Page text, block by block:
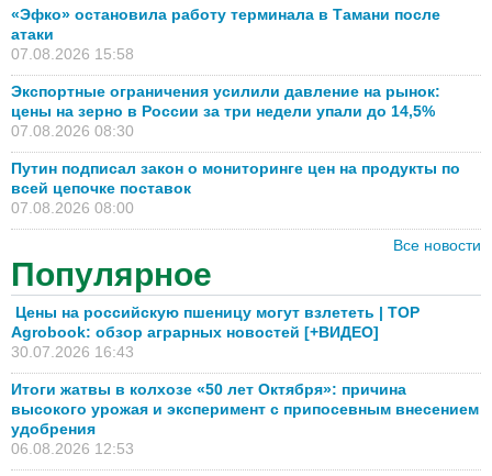
«Эфко» остановила работу терминала в Тамани после
атаки
07.08.2026 15:58
Экспортные ограничения усилили давление на рынок:
цены на зерно в России за три недели упали до 14,5%
07.08.2026 08:30
Путин подписал закон о мониторинге цен на продукты по
всей цепочке поставок
07.08.2026 08:00
Все новости
Популярное
Цены на российскую пшеницу могут взлететь | TOP
Agrobook: обзор аграрных новостей [+ВИДЕО]
30.07.2026 16:43
Итоги жатвы в колхозе «50 лет Октября»: причина
высокого урожая и эксперимент с припосевным внесением
удобрения
06.08.2026 12:53